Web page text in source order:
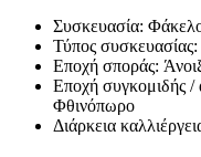
Συσκευασία:
Τύπος
Εποχή σποράς:
Εποχή συγκομιδής /
Φθινόπωρο
Διάρκεια